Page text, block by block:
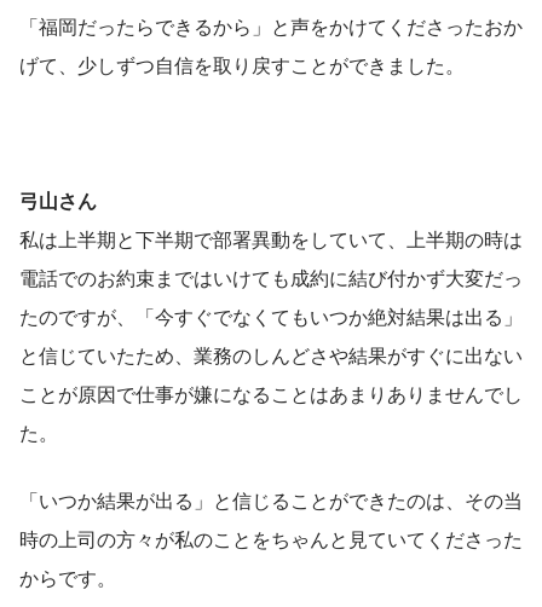
「福岡だったらできるから」と声をかけてくださったおか
げて、少しずつ自信を取り戻すことができました。
弓山さん
私は上半期と下半期で部署異動をしていて、上半期の時は
電話でのお約束まではいけても成約に結び付かず大変だっ
たのですが、「今すぐでなくてもいつか絶対結果は出る」
と信じていたため、業務のしんどさや結果がすぐに出ない
ことが原因で仕事が嫌になることはあまりありませんでし
た。
「いつか結果が出る」と信じることができたのは、その当
時の上司の方々が私のことをちゃんと見ていてくださった
からです。